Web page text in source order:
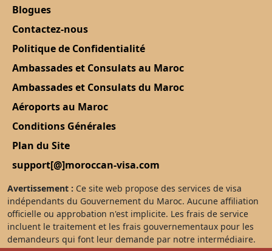
Blogues
Contactez-nous
Politique de Confidentialité
Ambassades et Consulats au Maroc
Ambassades et Consulats du Maroc
Aéroports au Maroc
Conditions Générales
Plan du Site
support[@]moroccan-visa.com